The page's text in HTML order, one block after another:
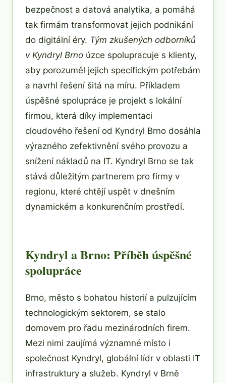
bezpečnost a datová analytika, a pomáhá
tak firmám transformovat jejich podnikání
do digitální éry. Tým zkušených odborníků
v Kyndryl Brno úzce spolupracuje s klienty,
aby porozuměl jejich specifickým potřebám
a navrhl řešení šitá na míru. Příkladem
úspěšné spolupráce je projekt s lokální
firmou, která díky implementaci
cloudového řešení od Kyndryl Brno dosáhla
výrazného zefektivnění svého provozu a
snížení nákladů na IT. Kyndryl Brno se tak
stává důležitým partnerem pro firmy v
regionu, které chtějí uspět v dnešním
dynamickém a konkurenčním prostředí.
Kyndryl a Brno: Příběh úspěšné
spolupráce
Brno, město s bohatou historií a pulzujícím
technologickým sektorem, se stalo
domovem pro řadu mezinárodních firem.
Mezi nimi zaujímá významné místo i
společnost Kyndryl, globální lídr v oblasti IT
infrastruktury a služeb. Kyndryl v Brně